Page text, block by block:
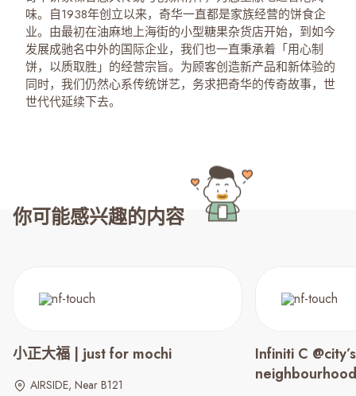
味。自1938年创立以来，奇华一直都是家族经营的饼食企
业。由最初在油麻地上海街的小型糖果杂货店开始，到如今
发展成驰名中外的国际企业，我们也一直秉承着「用心制
饼，以质取胜」的经营宗旨。为顾客创造新产品和新体验的
同时，我们仍然心系传统饼艺，务求把奇华的传奇故事，世
世代代延续下去。
你可能感兴趣的内容
小正大福 | just for mochi
AIRSIDE, Near B121
Infiniti C
neighbourhood